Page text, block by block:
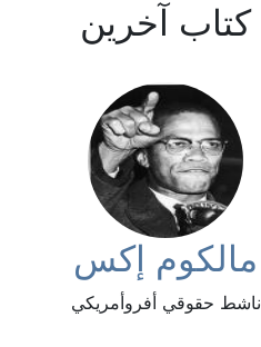
كتاب آخرين
مالكوم إكس
ناشط حقوقي أفروأمريكي